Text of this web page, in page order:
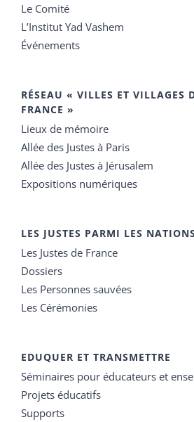
Le Comité
L’Institut Yad Vashem
Événements
RÉSEAU « VILLES ET VILLAGES
FRANCE »
Lieux de mémoire
Allée des Justes à Paris
Allée des Justes à Jérusalem
Expositions numériques
LES JUSTES PARMI LES NATIONS
Les Justes de France
Dossiers
Les Personnes sauvées
Les Cérémonies
EDUQUER ET TRANSMETTRE
Séminaires pour éducateurs et
Projets éducatifs
Supports